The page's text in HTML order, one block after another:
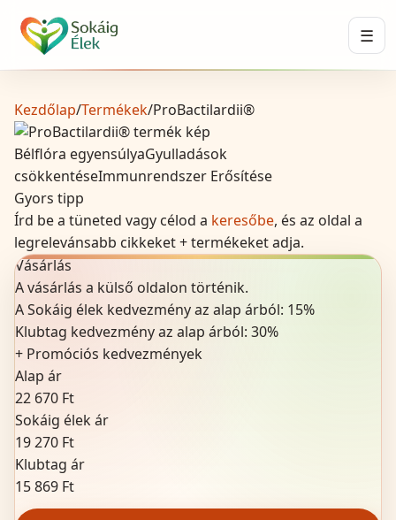
☰
Kezdőlap/Termékek/ProBactilardii®
Bélflóra egyensúlyaGyulladások
csökkentéseImmunrendszer Erősítése
Gyors tipp
Írd be a tüneted vagy célod a keresőbe, és az oldal a
legrelevánsabb cikkeket + termékeket adja.
Vásárlás
A vásárlás a külső oldalon történik.
A Sokáig élek kedvezmény az alap árból: 15%
Klubtag kedvezmény az alap árból: 30%
+ Promóciós kedvezmények
Alap ár
22 670 Ft
Sokáig élek ár
19 270 Ft
Klubtag ár
15 869 Ft